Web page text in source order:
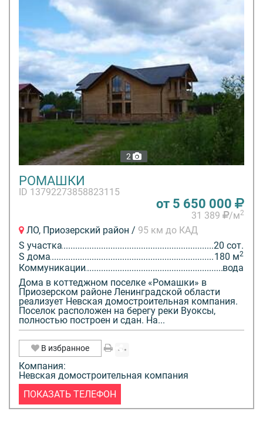
2
РОМАШКИ
ID 13792273858823115
от 5 650 000
31 389 /м2
ЛО, Приозерский район / 95 км до КАД
S участка
20 сот.
S дома
180 м2
Коммуникации
вода
Дома в коттеджном поселке «Ромашки» в
Приозерском районе Ленинградской области
реализует Невская домостроительная компания.
Поселок расположен на берегу реки Вуоксы,
полностью построен и сдан. На...
В избранное
Компания:
Невская домостроительная компания
ПОКАЗАТЬ ТЕЛЕФОН